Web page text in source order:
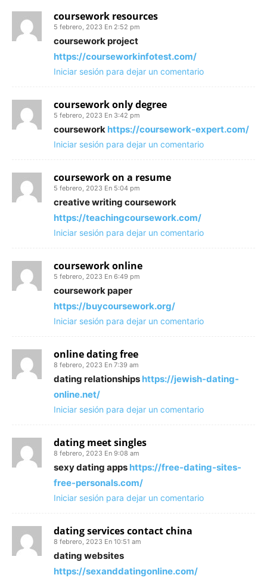
coursework resources
5 febrero, 2023 En 2:52 pm
coursework project
https://courseworkinfotest.com/
Iniciar sesión para dejar un comentario
coursework only degree
5 febrero, 2023 En 3:42 pm
coursework https://coursework-expert.com/
Iniciar sesión para dejar un comentario
coursework on a resume
5 febrero, 2023 En 5:04 pm
creative writing coursework
https://teachingcoursework.com/
Iniciar sesión para dejar un comentario
coursework online
5 febrero, 2023 En 6:49 pm
coursework paper
https://buycoursework.org/
Iniciar sesión para dejar un comentario
online dating free
8 febrero, 2023 En 7:39 am
dating relationships https://jewish-dating-
online.net/
Iniciar sesión para dejar un comentario
dating meet singles
8 febrero, 2023 En 9:08 am
sexy dating apps https://free-dating-sites-
free-personals.com/
Iniciar sesión para dejar un comentario
dating services contact china
8 febrero, 2023 En 10:51 am
dating websites
https://sexanddatingonline.com/